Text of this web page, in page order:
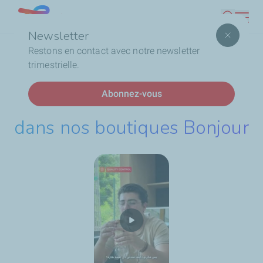
contenu
Newsletter
Restons en contact avec notre newsletter
trimestrielle.
Abonnez-vous
Lebanon
d'Ariane
Accueil
Les contrôles alimentaires dans nos boutiques
Bonjour
Les contrôles alimentaires
dans nos boutiques Bonjour